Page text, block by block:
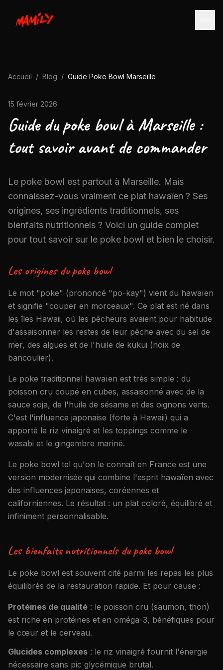
Accueil / Blog / Guide Poke Bowl Marseille
15 février 2026
Guide du poke bowl à Marseille :
tout savoir avant de commander
Le poke bowl est partout à Marseille. Mais
connaissez-vous vraiment ce plat hawaïen ? Ses
origines, ses ingrédients traditionnels, ses
bienfaits nutritionnels ? Voici un guide complet
pour tout savoir sur le poke bowl et bien le choisir.
Les origines du poke bowl
Le mot "poke" (prononcé "po-kay") vient du hawaïen
et signifie "couper en morceaux". Ce plat est né dans
les îles Hawaii, où les pêcheurs avaient pour habitude
d'assaisonner les restes de leur pêche avec du sel de
mer, des algues et de l'huile de kukui (noix de
bancoulier).
Le poke traditionnel hawaïen est très simple : du
poisson cru coupé en cubes, assaisonné avec de la
sauce soja, de l'huile de sésame et des oignons verts.
C'est l'influence japonaise (forte à Hawaii) qui a
apporté le riz vinaigré et les toppings comme le
wasabi et le gingembre mariné.
Le poke bowl tel qu'on le connaît en France est une
version modernisée qui combine l'esprit hawaïen avec
des influences japonaises, coréennes et
californiennes. Le résultat : un plat coloré, équilibré et
infiniment personnalisable.
Les bienfaits nutritionnels du poke bowl
Le poke bowl est souvent cité parmi les repas les plus
équilibrés de la restauration rapide. Et pour cause :
Protéines de qualité : le poisson cru (saumon, thon)
est riche en protéines et en oméga-3, bénéfiques pour
le cœur et le cerveau.
Glucides complexes : le riz vinaigré fournit l'énergie
nécessaire sans pic glycémique brutal.